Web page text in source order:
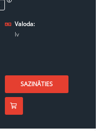
Valoda:
lv
SAZINĀTIES